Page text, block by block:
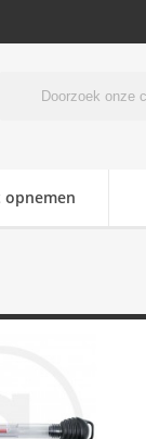
opnemen